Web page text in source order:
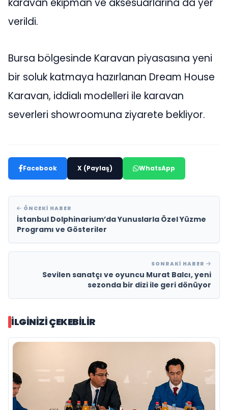
karavan ekipman ve aksesuarlarına da yer
verildi.
Bursa bölgesinde Karavan piyasasına yeni
bir soluk katmaya hazırlanan Dream House
Karavan, iddialı modelleri ile karavan
severleri showroomuna ziyarete bekliyor.
Facebook X (Paylaş) WhatsApp
ÖNCEKI HABER
İstanbul Dolphinarium’da Yunuslarla Özel Yüzme
Programı ve Gösteriler
SONRAKI HABER
Sevilen sanatçı ve oyuncu Murat Balcı, yeni
sezonda bir dizi ile geri dönüyor
İLGINIZI ÇEKEBILIR